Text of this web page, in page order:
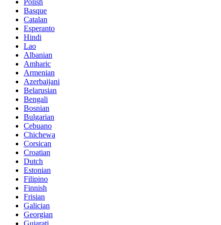
Polish
Basque
Catalan
Esperanto
Hindi
Lao
Albanian
Amharic
Armenian
Azerbaijani
Belarusian
Bengali
Bosnian
Bulgarian
Cebuano
Chichewa
Corsican
Croatian
Dutch
Estonian
Filipino
Finnish
Frisian
Galician
Georgian